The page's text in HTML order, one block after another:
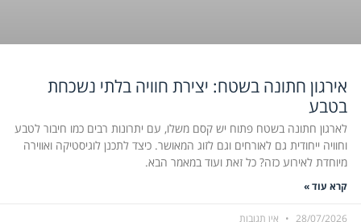
אירגון חתונה בשטח: יצירת חוויה בלתי נשכחת
בטבע
לארגון חתונה בשטח פתוח יש קסם משלו, עם יתרונות רבים כמו חיבור לטבע
וחוויה ייחודית גם לאורחים וגם לזוג המאושר. כיצד לתכנן לוגיסטיקה ואווירה
מיוחדת לאירוע כזה? כל זאת ועוד במאמר הבא.
קרא עוד »
28/07/2026 אין תגובות